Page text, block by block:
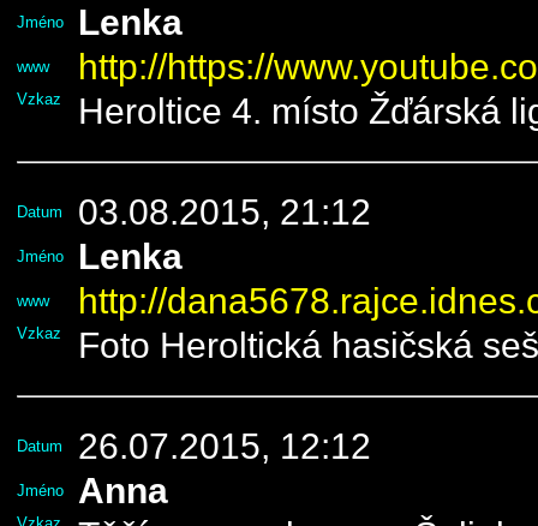
Jméno Lenka
www http://https://
Vzkaz Heroltice 4. místo Žďárská
Datum 03.08.2015, 21:12
Jméno Lenka
www http://
Vzkaz Foto Heroltická hasičská
Datum 26.07.2015, 12:12
Jméno Anna